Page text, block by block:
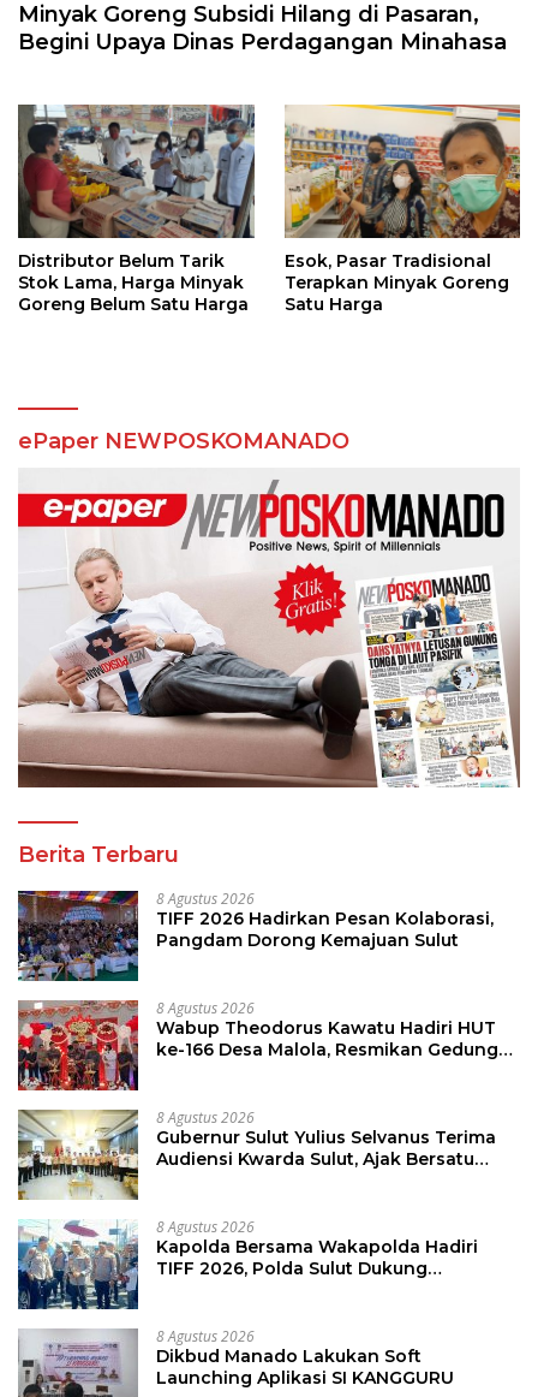
Minyak Goreng Subsidi Hilang di Pasaran,
Begini Upaya Dinas Perdagangan Minahasa
Distributor Belum Tarik
Stok Lama, Harga Minyak
Goreng Belum Satu Harga
Esok, Pasar Tradisional
Terapkan Minyak Goreng
Satu Harga
ePaper NEWPOSKOMANADO
Berita Terbaru
8 Agustus 2026
TIFF 2026 Hadirkan Pesan Kolaborasi,
Pangdam Dorong Kemajuan Sulut
8 Agustus 2026
Wabup Theodorus Kawatu Hadiri HUT
ke-166 Desa Malola, Resmikan Gedung
8 Agustus 2026
Gubernur Sulut Yulius Selvanus Terima
Audiensi Kwarda Sulut, Ajak Bersatu
8 Agustus 2026
Kapolda Bersama Wakapolda Hadiri
TIFF 2026, Polda Sulut Dukung
8 Agustus 2026
Dikbud Manado Lakukan Soft
Launching Aplikasi SI KANGGURU